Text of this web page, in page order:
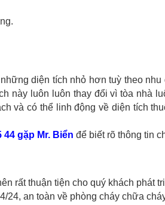
diện tích nhỏ hơn tuỳ theo nhu
này luôn luôn thay đổi vì tòa nhà
và có thể linh động về diện tích
44 gặp Mr. Biển để biết rõ thông tin
rất thuận tiện cho quý khách phát
24, an toàn về phòng cháy chữa